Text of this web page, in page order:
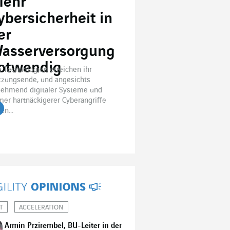
in
Technologien erreichen ihr
und angesichts
digitaler Systeme und
hartnäckigerer Cyberangriffe
ACCELERATION
Armin Przirembel, BU-Leiter in der